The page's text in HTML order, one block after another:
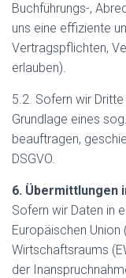
Buchführungs-,
uns eine effiziente
Vertragspflichten,
erlauben).
5.2. Sofern wir
Grundlage eines
beauftragen,
DSGVO.
6. Übermittlungen
Sofern wir Daten in
Europäischen Union
Wirtschaftsraums
der